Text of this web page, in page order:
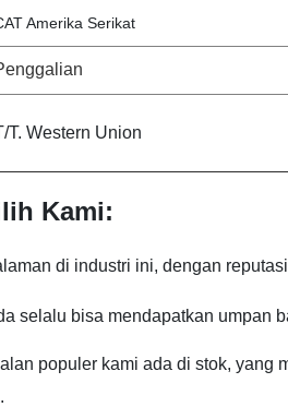
Amerika Serikat
T. Western Union
Kami:
di industri ini, dengan
selalu bisa mendapatkan umpan
populer kami ada di stok, yang